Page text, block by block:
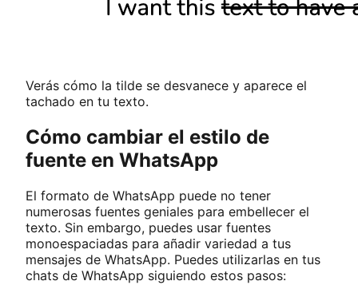
Verás cómo la tilde se desvanece y aparece el
tachado en tu texto.
Cómo cambiar el estilo de
fuente en WhatsApp
El formato de WhatsApp puede no tener
numerosas fuentes geniales para embellecer el
texto. Sin embargo, puedes usar fuentes
monoespaciadas para añadir variedad a tus
mensajes de WhatsApp. Puedes utilizarlas en tus
chats de WhatsApp siguiendo estos pasos: